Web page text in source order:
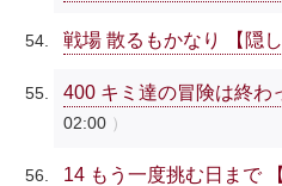
戦場 散るもかなり 【隠
400 キミ達の冒険は終わ
02:00
14 もう一度挑む日まで